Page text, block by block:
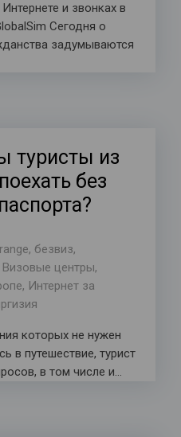
и звонках в
Сегодня о
задумываются
туристы из
без
, безвиз,
Визовые центры,
, Интернет за
которых не нужен
в путешествие, турист
в том числе и…